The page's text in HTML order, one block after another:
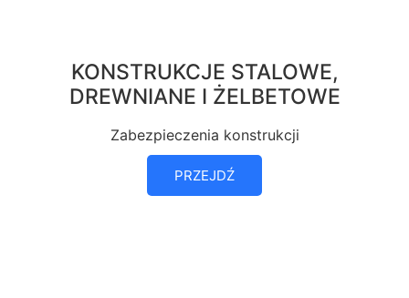
KONSTRUKCJE STALOWE,
DREWNIANE I ŻELBETOWE
Zabezpieczenia konstrukcji
PRZEJDŹ